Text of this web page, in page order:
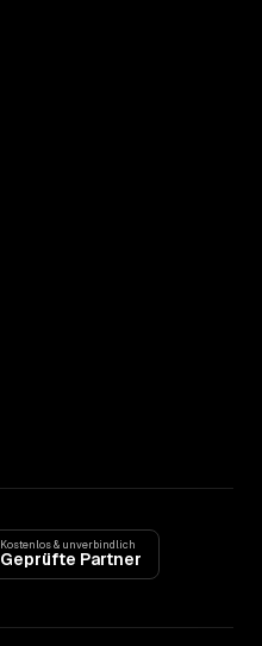
Kostenlos & unverbindlich
Geprüfte Partner